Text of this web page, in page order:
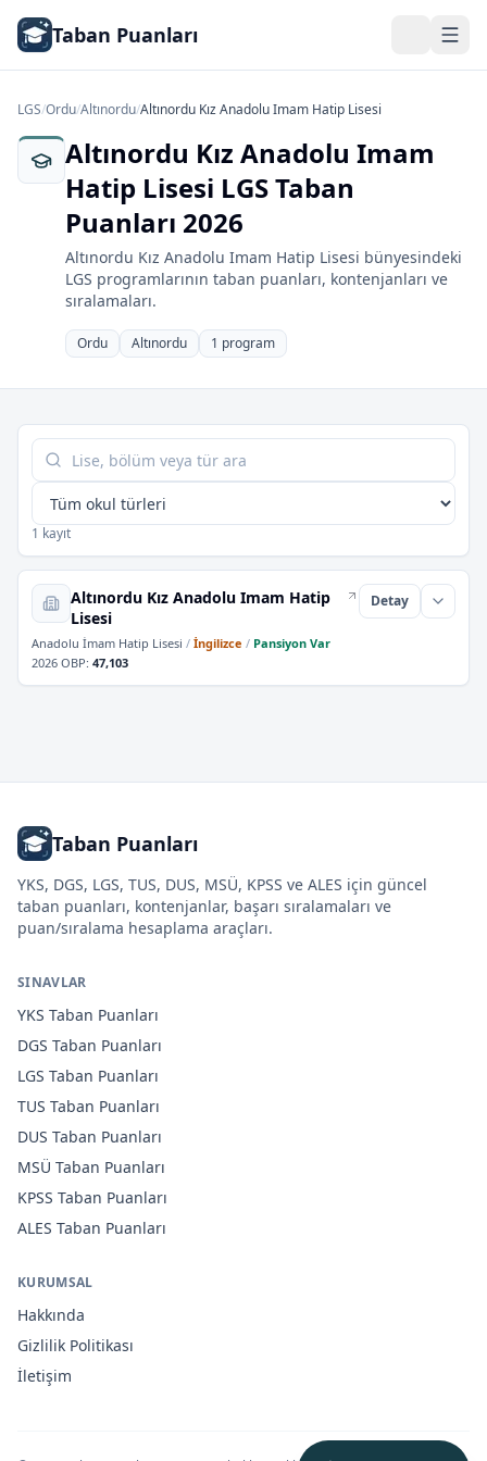
Taban Puanları
LGS/Ordu/Altınordu/Altınordu Kız Anadolu Imam Hatip Lisesi
Altınordu Kız Anadolu Imam
Hatip Lisesi LGS Taban
Puanları 2026
Altınordu Kız Anadolu Imam Hatip Lisesi bünyesindeki
LGS programlarının taban puanları, kontenjanları ve
sıralamaları.
Ordu Altınordu 1 program
Tabloda ara
1 kayıt
Altınordu Kız Anadolu Imam Hatip
Lisesi
Detay
Anadolu İmam Hatip Lisesi / İngilizce / Pansiyon Var
2026 OBP: 47,103
Taban Puanları
YKS, DGS, LGS, TUS, DUS, MSÜ, KPSS ve ALES için güncel
taban puanları, kontenjanlar, başarı sıralamaları ve
puan/sıralama hesaplama araçları.
SINAVLAR
YKS Taban Puanları
DGS Taban Puanları
LGS Taban Puanları
TUS Taban Puanları
DUS Taban Puanları
MSÜ Taban Puanları
KPSS Taban Puanları
ALES Taban Puanları
KURUMSAL
Hakkında
Gizlilik Politikası
İletişim